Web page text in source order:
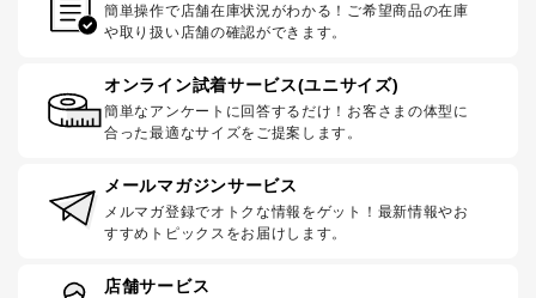
簡単操作で店舗在庫状況がわかる！ご希望商品の在庫
や取り扱い店舗の確認ができます。
オンライン試着サービス(ユニサイズ)
簡単なアンケートに回答するだけ！お客さまの体型に
合った最適なサイズをご提案します。
メールマガジンサービス
メルマガ登録でオトクな情報をゲット！最新情報やお
すすめトピックスをお届けします。
店舗サービス